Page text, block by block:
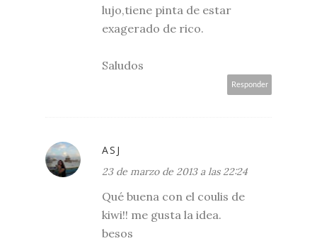
lujo,tiene pinta de estar
exagerado de rico.
Saludos
Responder
ASJ
23 de marzo de 2013 a las 22:24
Qué buena con el coulis de
kiwi!! me gusta la idea.
besos